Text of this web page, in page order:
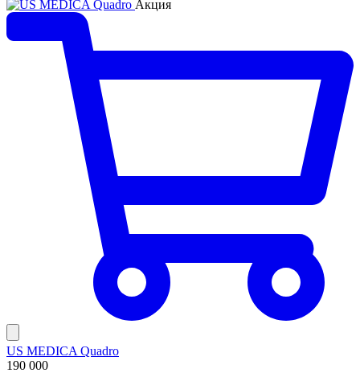
Акция
US MEDICA Quadro
190 000